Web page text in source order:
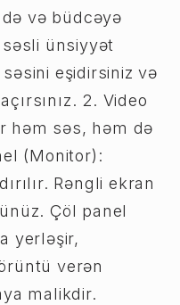
və büdcəyə
səsli ünsiyyət
səsini eşidirsiniz və
2. Video
həm səs, həm də
(Monitor):
Rəngli ekran
Çöl panel
yerləşir,
verən
malikdir.